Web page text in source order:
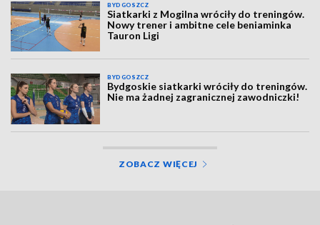
BYDGOSZCZ
Siatkarki z Mogilna wróciły do treningów.
Nowy trener i ambitne cele beniaminka
Tauron Ligi
BYDGOSZCZ
Bydgoskie siatkarki wróciły do treningów.
Nie ma żadnej zagranicznej zawodniczki!
ZOBACZ WIĘCEJ